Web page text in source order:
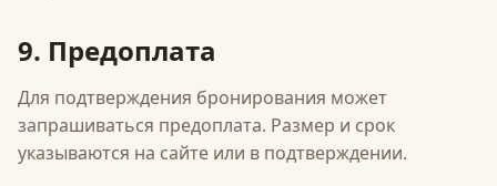
9. Предоплата
Для подтверждения бронирования может
запрашиваться предоплата. Размер и срок
указываются на сайте или в подтверждении.